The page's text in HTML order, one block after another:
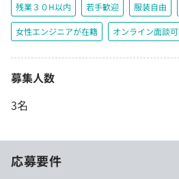
残業３０H以内 若手歓迎 服装自由
女性エンジニアが在籍 オンライン面談可
募集人数
3名
応募要件